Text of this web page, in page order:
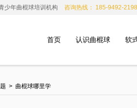
少年曲棍球培训机构 咨询热线： 185-9492-2198
首页 认识曲棍球 软
> 曲棍球哪里学